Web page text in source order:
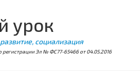
урок
социализация
регистрации Эл № ФС77-65466 от 04.05.2016